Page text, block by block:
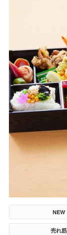
NEW
売れ筋